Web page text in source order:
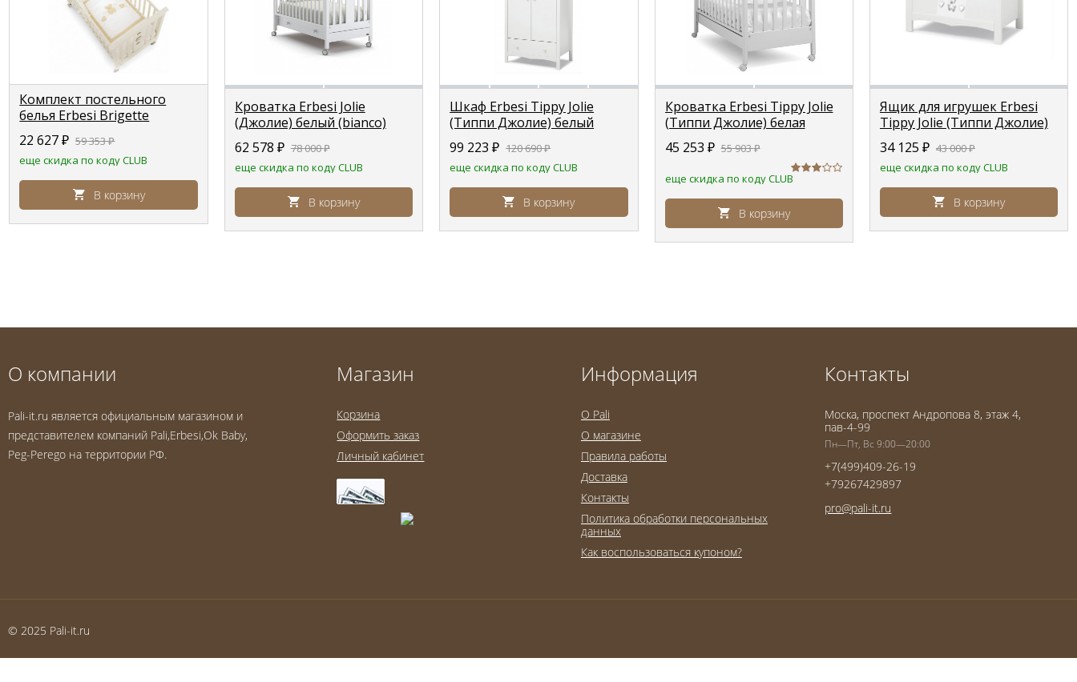
Комплект постельного
белья Erbesi Brigette
слоновая кость
22 627₽ 59 353₽
еще скидка по коду CLUB
В корзину
Кроватка Erbesi Jolie
(Джолие) белый (bianco)
62 578 ₽ 78 000₽
еще скидка по коду CLUB
В корзину
Шкаф Erbesi Tippy Jolie
(Типпи Джолие) белый
(white/bianco)
99 223₽ 120 690₽
еще скидка по коду CLUB
В корзину
Кроватка Erbesi Tippy Jolie
(Типпи Джолие) белая
(white)
45 253 ₽ 55 903₽
еще скидка по коду CLUB
В корзину
Ящик для игрушек Erbesi
Tippy Jolie (Типпи Джолие)
white (белый)
34 125 ₽ 43 000₽
еще скидка по коду CLUB
В корзину
О компании
Pali-it.ru является официальным магазином и
представителем компаний Pali,Erbesi,Ok Baby,
Peg-Perego на территории РФ.
Магазин
Корзина
Оформить заказ
Личный кабинет
Информация
O Pali
О магазине
Правила работы
Доставка
Контакты
Политика обработки персональных
данных
Как воспользоваться купоном?
Контакты
Моска, проспект Андропова 8, этаж 4,
пав-4-99
Пн—Пт, Вс 9:00—20:00
+7(499)409-26-19
+79267429897
pro@pali-it.ru
© 2025 Pali-it.ru